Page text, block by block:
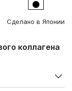
Сделано в Японии
коллагена